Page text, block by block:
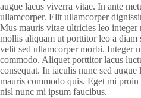
augue lacus viverra vitae. In ante
ullamcorper. Elit ullamcorper
Mus mauris vitae ultricies leo
mollis aliquam ut porttitor leo a
velit sed ullamcorper morbi. Integer
commodo. Aliquet porttitor lacus
consequat. In iaculis nunc sed
mauris commodo quis. Eget mi
nisl nunc mi ipsum faucibus.